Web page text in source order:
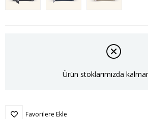
Ürün stoklarımızda
Favorilere Ekle